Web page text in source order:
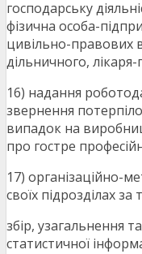
господарську
фізична особа-
цивільно-правових
дільничного,
16) надання
звернення
випадок на
про гостре
17) організаційно-
своїх підрозділах
збір, узагальнення
статистичної